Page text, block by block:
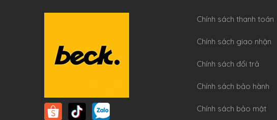
Chính sách thanh toán
Chính sách giao nhận
Chính sách đổi trả
Chính sách bảo hành
Chính sách bảo mật